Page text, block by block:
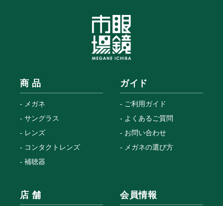
商 品
メガネ
サングラス
レンズ
コンタクトレンズ
補聴器
ガイド
ご利用ガイド
よくあるご質問
お問い合わせ
メガネの選び方
店 舗 会員情報